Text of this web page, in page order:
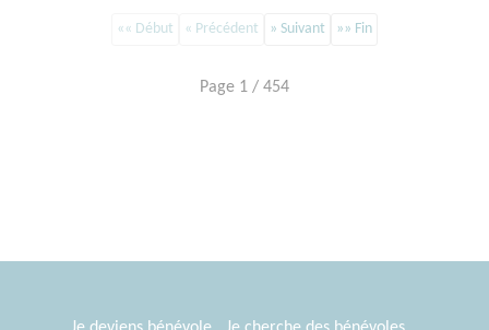
«« Début « Précédent » Suivant »» Fin
Page 1 / 454